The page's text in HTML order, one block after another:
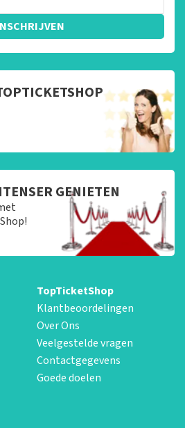
GENIETEN
TopTicketShop
Klantbeoordelingen
Over Ons
Veelgestelde vragen
Contactgegevens
Goede doelen